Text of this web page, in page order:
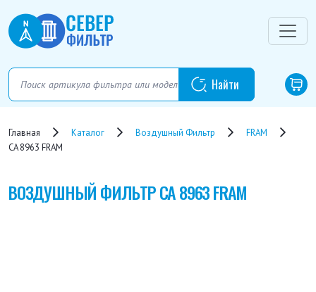
Главная Каталог Воздушный Фильтр
FRAM
CA 8963 FRAM
ВОЗДУШНЫЙ ФИЛЬТРCA 8963 FRAM